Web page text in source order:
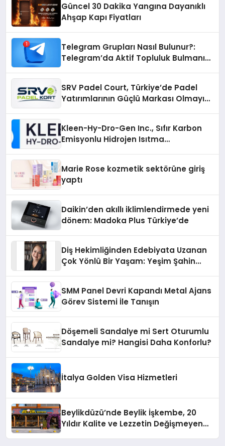
Güncel 30 Dakika Yangına Dayanıklı
Ahşap Kapı Fiyatları
Telegram Grupları Nasıl Bulunur?:
Telegram’da Aktif Topluluk Bulmanın
SRV Padel Court, Türkiye’de Padel
Yatırımlarının Güçlü Markası Olmayı
Kleen-Hy-Dro-Gen Inc., Sıfır Karbon
Emisyonlu Hidrojen Isıtma
Marie Rose kozmetik sektörüne giriş
yaptı
Daikin’den akıllı iklimlendirmede yeni
dönem: Madoka Plus Türkiye’de
Diş Hekimliğinden Edebiyata Uzanan
Çok Yönlü Bir Yaşam: Yeşim Şahin
SMM Panel Devri Kapandı Metal Ajans
Görev Sistemi İle Tanışın
Döşemeli Sandalye mi Sert Oturumlu
Sandalye mi? Hangisi Daha Konforlu?
İtalya Golden Visa Hizmetleri
Beylikdüzü’nde Beylik İşkembe, 20
Yıldır Kalite ve Lezzetin Değişmeyen